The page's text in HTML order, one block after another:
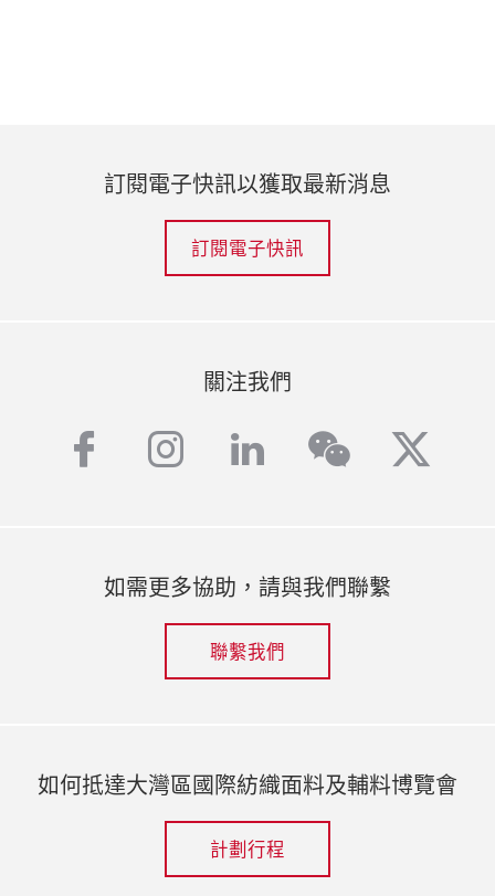
訂閱電子快訊以獲取最新消息
訂閱電子快訊
關注我們
facebook
instagram
linkedinwechat
如需更多協助，請與我們聯繫
聯繫我們
如何抵達大灣區國際紡織面料及輔料博覽會
計劃行程